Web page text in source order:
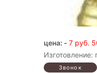
цена: - 7 руб.
Изготовление: